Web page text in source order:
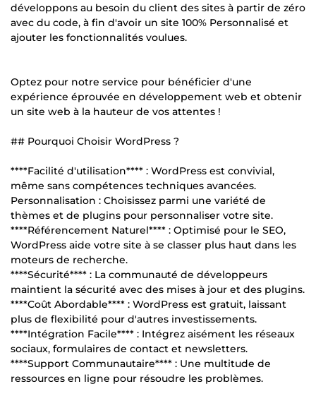
développons au besoin du client des sites à partir de zéro
avec du code, à fin d'avoir un site 100% Personnalisé et
ajouter les fonctionnalités voulues.
Optez pour notre service pour bénéficier d'une
expérience éprouvée en développement web et obtenir
un site web à la hauteur de vos attentes !
## Pourquoi Choisir WordPress ?
****Facilité d'utilisation**** : WordPress est convivial,
même sans compétences techniques avancées.
Personnalisation : Choisissez parmi une variété de
thèmes et de plugins pour personnaliser votre site.
****Référencement Naturel**** : Optimisé pour le SEO,
WordPress aide votre site à se classer plus haut dans les
moteurs de recherche.
****Sécurité**** : La communauté de développeurs
maintient la sécurité avec des mises à jour et des plugins.
****Coût Abordable**** : WordPress est gratuit, laissant
plus de flexibilité pour d'autres investissements.
****Intégration Facile**** : Intégrez aisément les réseaux
sociaux, formulaires de contact et newsletters.
****Support Communautaire**** : Une multitude de
ressources en ligne pour résoudre les problèmes.